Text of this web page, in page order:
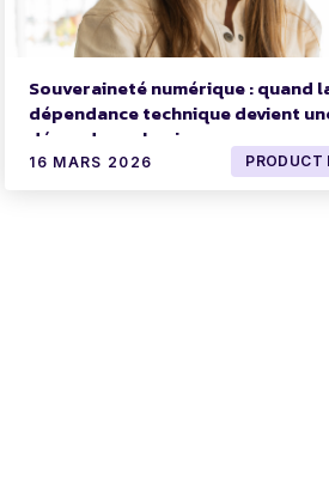
Souveraineté numérique : quand
dépendance technique devient
dépendance business
16 MARS 2026 PRODUCT